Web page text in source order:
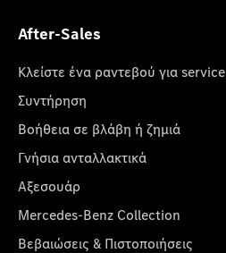
After-Sales
Κλείστε ένα ραντεβού για service
Συντήρηση
Βοήθεια σε βλάβη ή ζημιά
Γνήσια ανταλλακτικά
Αξεσουάρ
Mercedes-Benz Collection
Βεβαιώσεις & Πιστοποιήσεις